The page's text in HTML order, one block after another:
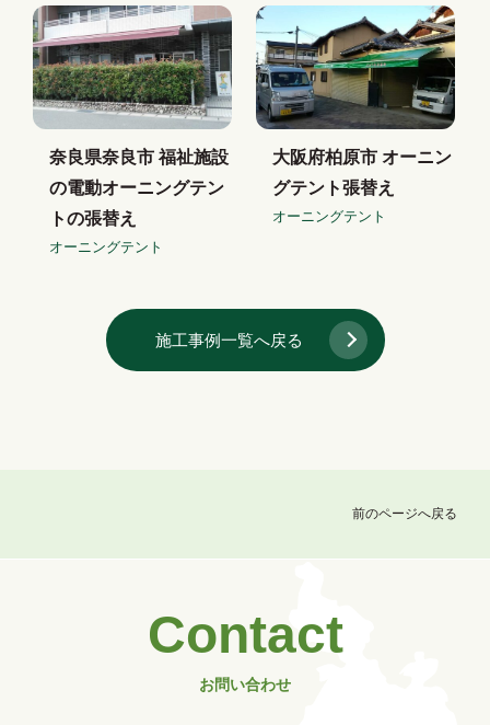
奈良県奈良市 福祉施設
の電動オーニングテン
トの張替え
オーニングテント
大阪府柏原市 オーニン
グテント張替え
オーニングテント
施工事例一覧へ戻る
前のページへ戻る
Contact
お問い合わせ